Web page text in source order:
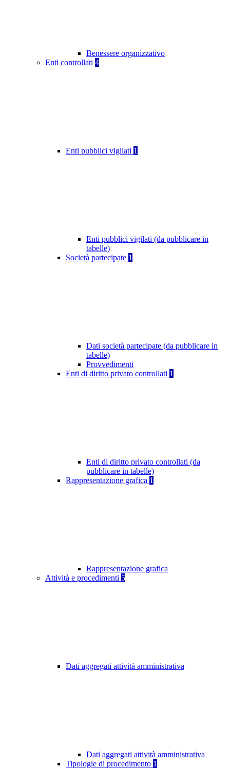
Benessere organizzativo
Enti controllati 4
Enti pubblici vigilati 1
Enti pubblici vigilati (da pubblicare in
tabelle)
Società partecipate 1
Dati società partecipate (da pubblicare in
tabelle)
Provvedimenti
Enti di diritto privato controllati 1
Enti di diritto privato controllati (da
pubblicare in tabelle)
Rappresentazione grafica 1
Rappresentazione grafica
Attività e procedimenti 5
Dati aggregati attività amministrativa
Dati aggregati attività amministrativa
Tipologie di procedimento 1